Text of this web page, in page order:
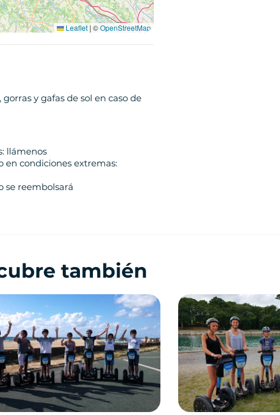
Leaflet | ©OpenStreetMap
y gafas de sol en caso de
llámenos
en condiciones extremas:
se reembolsará
también